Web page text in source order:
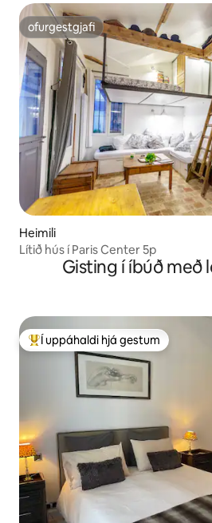
ofurgestgjafi
ofurgestgjafi
Heimili
Lítið hús í Paris Center 5p
Gisting í íbúð
Í mestu uppáhaldi hjá gestum
Í uppáhaldi hjá gestum